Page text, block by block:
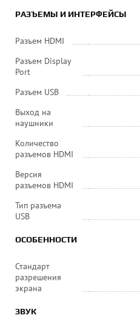
РАЗЪЕМЫ И ИНТЕРФЕЙСЫ
Разъем HDMI
Разъем Display
Port
Разъем USB
Выход на
наушники
Количество
разъемов HDMI
Версия
разъемов HDMI
Тип разъема
USB
ОСОБЕННОСТИ
Стандарт
разрешения
экрана
ЗВУК